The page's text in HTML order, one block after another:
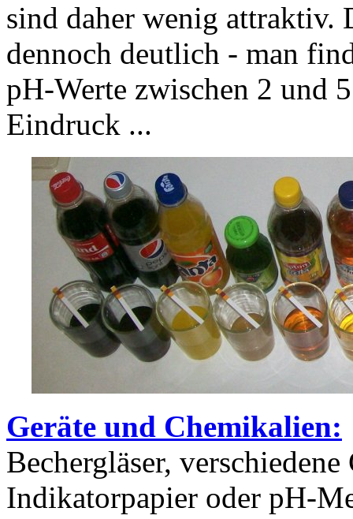
sind daher wenig attraktiv.
dennoch deutlich - man
pH-Werte zwischen 2 und
Eindruck ...
Geräte und Chemikalien:
Bechergläser,
Indikatorpapier oder pH-